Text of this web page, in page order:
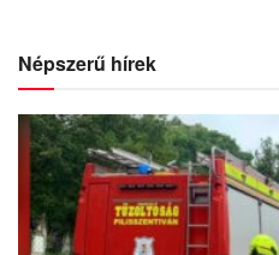
Népszerű hírek